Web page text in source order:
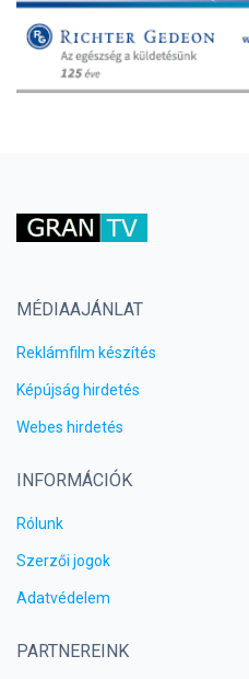
MÉDIAAJÁNLAT
Reklámfilm készítés
Képújság hirdetés
Webes hirdetés
INFORMÁCIÓK
Rólunk
Szerzői jogok
Adatvédelem
PARTNEREINK